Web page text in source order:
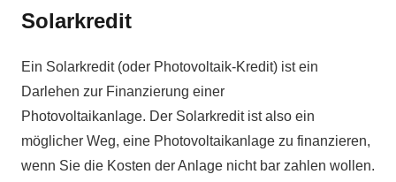
Solarkredit
Ein Solarkredit (oder Photovoltaik-Kredit) ist ein
Darlehen zur Finanzierung einer
Photovoltaikanlage. Der Solarkredit ist also ein
möglicher Weg, eine Photovoltaikanlage zu finanzieren,
wenn Sie die Kosten der Anlage nicht bar zahlen wollen.